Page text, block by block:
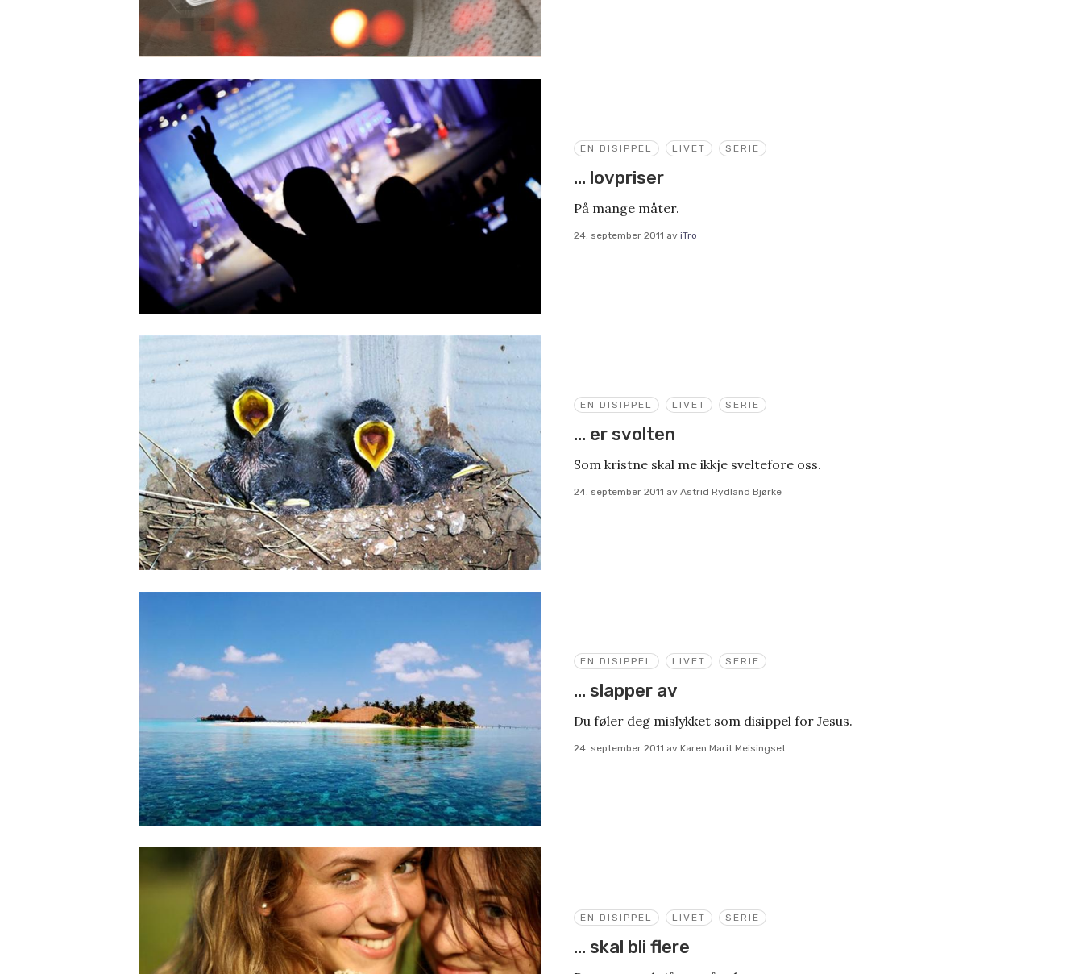
EN DISIPPEL LIVET SERIE
… lovpriser
På mange måter.
24. september 2011 av iTro
EN DISIPPEL LIVET SERIE
… er svolten
Som kristne skal me ikkje sveltefore oss.
24. september 2011 av Astrid Rydland Bjørke
EN DISIPPEL LIVET SERIE
… slapper av
Du føler deg mislykket som disippel for Jesus.
24. september 2011 av Karen Marit Meisingset
EN DISIPPEL LIVET SERIE
… skal bli flere